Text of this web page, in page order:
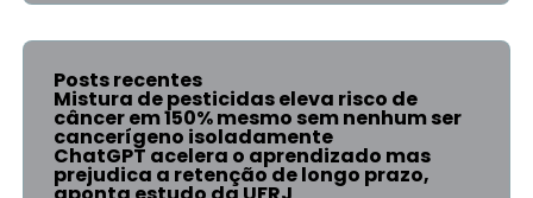
Posts recentes
Mistura de pesticidas eleva risco de
câncer em 150% mesmo sem nenhum ser
cancerígeno isoladamente
ChatGPT acelera o aprendizado mas
prejudica a retenção de longo prazo,